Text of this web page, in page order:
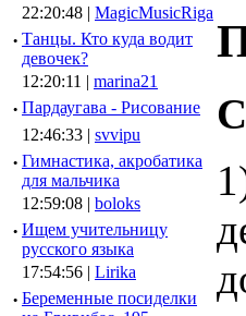
22:20:48 | MagicMusicRiga
· Танцы. Кто куда водит
девочек?
12:20:11 | marina21
· Пардаугава - Рисование
12:46:33 | svvipu
· Гимнастика, акробатика
для мальчика
12:59:08 | boloks
· Ищем учительницу
русского языка
17:54:56 | Lirika
· Беременные посиделки